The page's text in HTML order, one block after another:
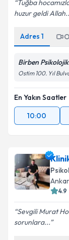
Tuğba
huzur geldi
Adres 1
Birben
Ostim 100. Yıl
En Yakın Saatler
10:00
4.9
Sevgili Murat
sorunlara...